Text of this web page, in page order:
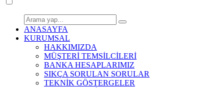
ANASAYFA
KURUMSAL
HAKKIMIZDA
MÜŞTERİ TEMSİLCİLERİ
BANKA HESAPLARIMIZ
SIKÇA SORULAN SORULAR
TEKNİK GÖSTERGELER